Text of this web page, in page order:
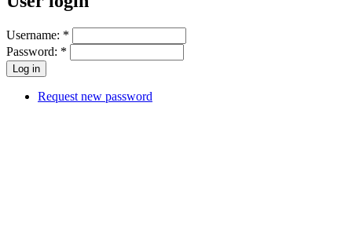
Username: *
Password: *
Request new password